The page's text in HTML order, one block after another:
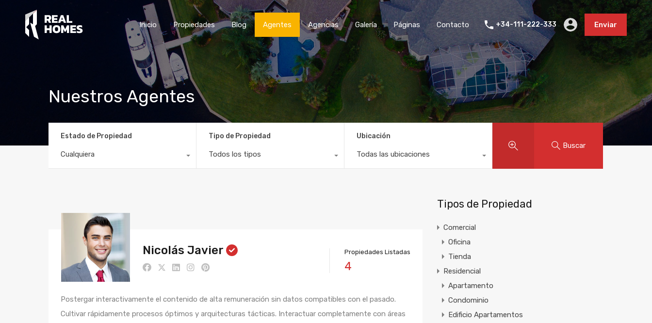
Inicio Propiedades Blog Agentes Agencias Galería Páginas Contacto +34-111-222-333 Enviar
Nuestros Agentes
Estado de Propiedad
Cualquiera
Tipo de Propiedad
Todos los tipos
Ubicación
Todas las ubicaciones
Buscar
Nicolás Javier Propiedades Listadas
4
Postergar interactivamente el contenido de alta remuneración sin datos compatibles con el pasado.
Cultivar rápidamente procesos óptimos y arquitecturas tácticas. Interactuar completamente con áreas
Tipos de Propiedad
Comercial
Oficina
Tienda
Residencial
Apartamento
Condominio
Edificio Apartamentos